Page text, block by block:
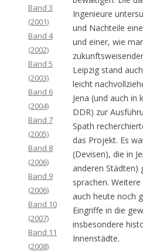
Ingenieure
und Nachteile
und einer, wie
Leipzig stand
leicht
Jena (und auch in
DDR) zur
Spath
das Projekt. Es
(Devisen), die in
anderen Städten)
sprachen.
auch heute noch
Eingriffe in die
insbesondere
Innenstädte.
Band 3
(2001)
Band 4
(2002)
Band 5
(2003)
Band 6
(2004)
Band 7
(2005)
Band 8
(2006)
Band 9
(2006)
Band 10
(2007)
Band 11
(2008)